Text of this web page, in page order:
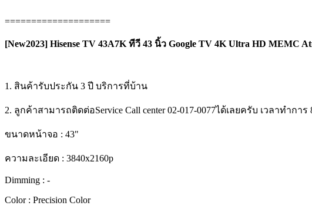
====================
[New2023] Hisense TV 43A7K ทีวี 43 นิ้ว Google TV 4K Ultra HD MEMC
1. สินค้ารับประกัน 3 ปี บริการที่บ้าน
2. ลูกค้าสามารถติดต่อService Call center 02-017-0077ได้เลยครับ เวลาทำ
ขนาดหน้าจอ : 43"
ความละเอียด : 3840x2160p
Dimming : -
Color : Precision Color